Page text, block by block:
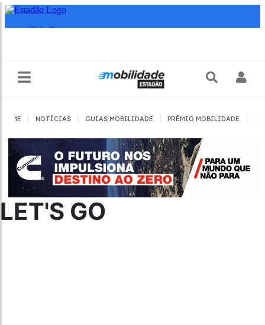
HOME NOTÍCIAS GUIAS MOBILIDADE PRÊMIO MOBILIDADE
LET'S GO